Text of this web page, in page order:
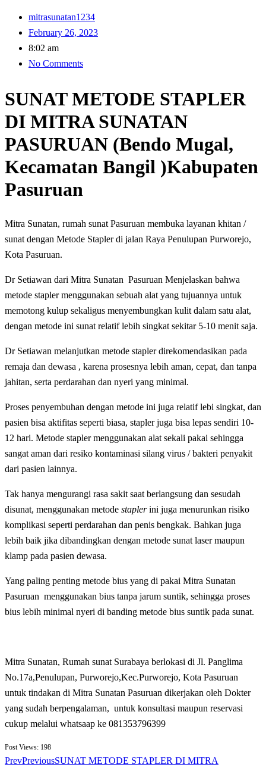
mitrasunatan1234
February 26, 2023
8:02 am
No Comments
SUNAT METODE STAPLER
DI MITRA SUNATAN
PASURUAN (Bendo Mugal,
Kecamatan Bangil )Kabupaten
Pasuruan
Mitra Sunatan, rumah sunat Pasuruan membuka layanan khitan /
sunat dengan Metode Stapler di jalan Raya Penulupan Purworejo,
Kota Pasuruan.
Dr Setiawan dari Mitra Sunatan Pasuruan Menjelaskan bahwa
metode stapler menggunakan sebuah alat yang tujuannya untuk
memotong kulup sekaligus menyembungkan kulit dalam satu alat,
dengan metode ini sunat relatif lebih singkat sekitar 5-10 menit saja.
Dr Setiawan melanjutkan metode stapler direkomendasikan pada
remaja dan dewasa , karena prosesnya lebih aman, cepat, dan tanpa
jahitan, serta perdarahan dan nyeri yang minimal.
Proses penyembuhan dengan metode ini juga relatif lebi singkat, dan
pasien bisa aktifitas seperti biasa, stapler juga bisa lepas sendiri 10-
12 hari. Metode stapler menggunakan alat sekali pakai sehingga
sangat aman dari resiko kontaminasi silang virus / bakteri penyakit
dari pasien lainnya.
Tak hanya mengurangi rasa sakit saat berlangsung dan sesudah
disunat, menggunakan metode staplerini juga menurunkan risiko
komplikasi seperti perdarahan dan penis bengkak. Bahkan juga
lebih baik jika dibandingkan dengan metode sunat laser maupun
klamp pada pasien dewasa.
Yang paling penting metode bius yang di pakai Mitra Sunatan
Pasuruan menggunakan bius tanpa jarum suntik, sehingga proses
bius lebih minimal nyeri di banding metode bius suntik pada sunat.
Mitra Sunatan, Rumah sunat Surabaya berlokasi di Jl. Panglima
No.17a,Penulupan, Purworejo,Kec.Purworejo, Kota Pasuruan
untuk tindakan di Mitra Sunatan Pasuruan dikerjakan oleh Dokter
yang sudah berpengalaman, untuk konsultasi maupun reservasi
cukup melalui whatsaap ke 081353796399
Post Views: 198
PrevPreviousSUNAT METODE STAPLER DI MITRA